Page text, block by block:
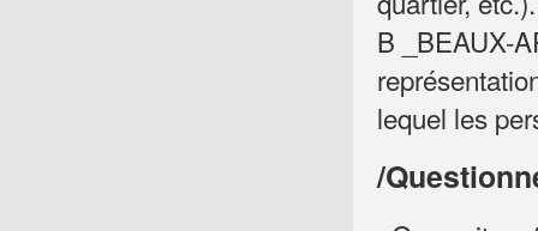
B _BEAUX-
lequel les
/